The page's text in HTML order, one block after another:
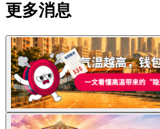
更多消息